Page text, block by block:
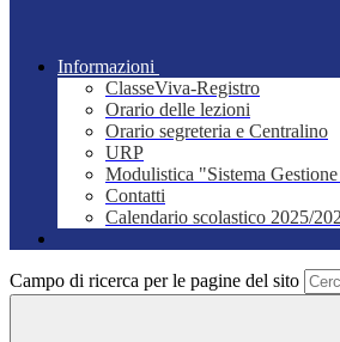
Informazioni
ClasseViva-Registro
Orario delle lezioni
Orario segreteria e Centralino
URP
Modulistica "Sistema
Contatti
Calendario scolastico 2025/
Campo di ricerca per le pagine del sito